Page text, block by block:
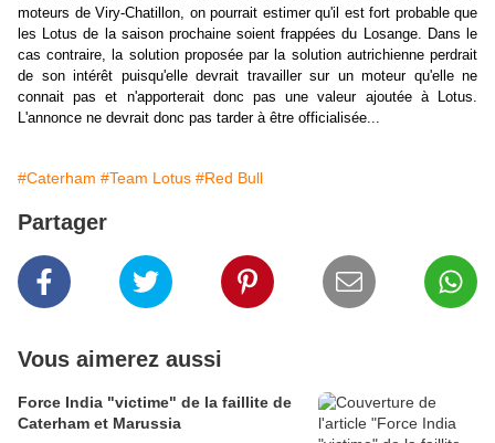
moteurs de Viry-Chatillon, on pourrait estimer qu'il est fort probable que
les Lotus de la saison prochaine soient frappées du Losange. Dans le
cas contraire, la solution proposée par la solution autrichienne perdrait
de son intérêt puisqu'elle devrait travailler sur un moteur qu'elle ne
connait pas et n'apporterait donc pas une valeur ajoutée à Lotus.
L'annonce ne devrait donc pas tarder à être officialisée...
#Caterham #Team Lotus #Red Bull
Partager
Vous aimerez aussi
Force India "victime" de la faillite de
Caterham et Marussia